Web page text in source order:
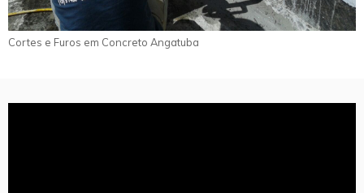
Cortes e Furos em Concreto Angatuba